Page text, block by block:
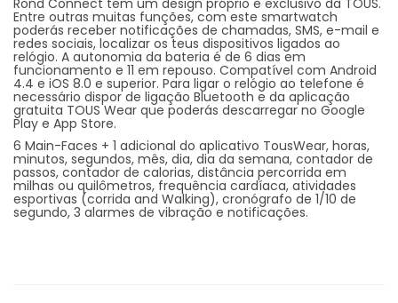
Entre outras muitas funções, com este smartwatch
poderás receber notificações de chamadas, SMS, e-mail e
redes sociais, localizar os teus dispositivos ligados ao
relógio. A autonomia da bateria é de 6 dias em
funcionamento e 11 em repouso. Compatível com Android
4.4 e iOS 8.0 e superior. Para ligar o relógio ao telefone é
necessário dispor de ligação Bluetooth e da aplicação
gratuita TOUS Wear que poderás descarregar no Google
Play e App Store.
6 Main-Faces + 1 adicional do aplicativo TousWear, horas,
minutos, segundos, mês, dia, dia da semana, contador de
passos, contador de calorias, distância percorrida em
milhas ou quilômetros, frequência cardíaca, atividades
esportivas (corrida and Walking), cronógrafo de 1/10 de
segundo, 3 alarmes de vibração e notificações.